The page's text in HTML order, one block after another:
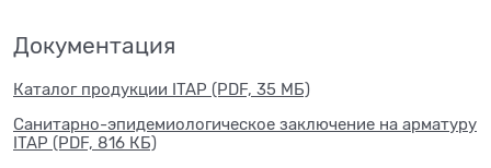
Документация
Каталог продукции ITAP (PDF, 35 МБ)
Санитарно-эпидемиологическое заключение на арматуру
ITAP (PDF, 816 КБ)